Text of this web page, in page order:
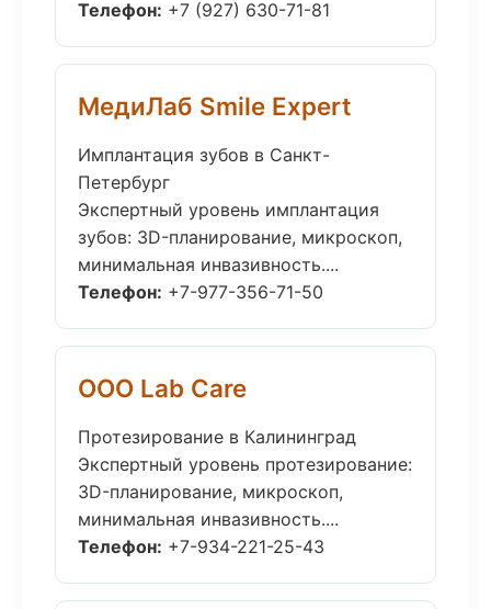
Телефон: +7 (927) 630-71-81
МедиЛаб Smile Expert
Имплантация зубов в Санкт-
Петербург
Экспертный уровень имплантация
зубов: 3D-планирование, микроскоп,
минимальная инвазивность....
Телефон: +7-977-356-71-50
ООО Lab Care
Протезирование в Калининград
Экспертный уровень протезирование:
3D-планирование, микроскоп,
минимальная инвазивность....
Телефон: +7-934-221-25-43